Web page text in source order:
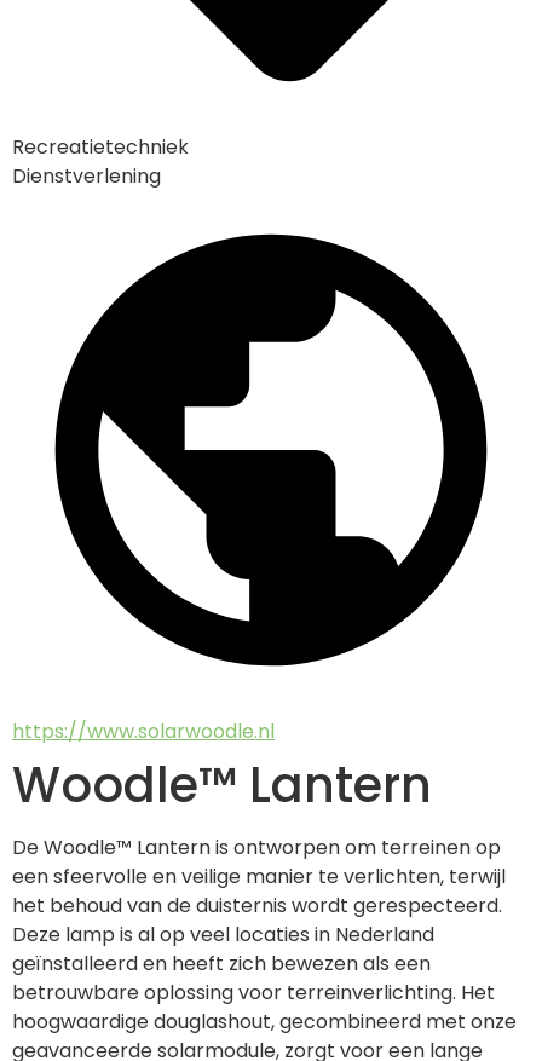
Recreatietechniek
Dienstverlening
https://www.solarwoodle.nl
Woodle™ Lantern
De Woodle™ Lantern is ontworpen om terreinen op
een sfeervolle en veilige manier te verlichten, terwijl
het behoud van de duisternis wordt gerespecteerd.
Deze lamp is al op veel locaties in Nederland
geïnstalleerd en heeft zich bewezen als een
betrouwbare oplossing voor terreinverlichting. Het
hoogwaardige douglashout, gecombineerd met onze
geavanceerde solarmodule, zorgt voor een lange